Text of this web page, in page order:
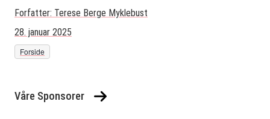
Forfatter: Terese Berge Myklebust
28. januar 2025
Forside
Våre Sponsorer